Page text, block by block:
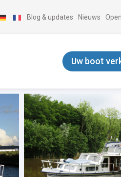
Blog & updates Nieuws
Uw boot